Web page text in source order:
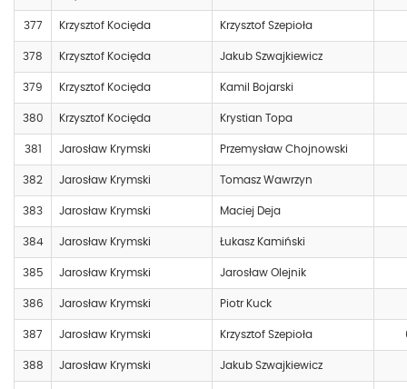
377 Krzysztof Kocięda Krzysztof Szepioła
378 Krzysztof Kocięda Jakub Szwajkiewicz
379 Krzysztof Kocięda Kamil Bojarski
380 Krzysztof Kocięda Krystian Topa
381 Jarosław Krymski Przemysław Chojnowski
382 Jarosław Krymski Tomasz Wawrzyn
383 Jarosław Krymski Maciej Deja
384 Jarosław Krymski Łukasz Kamiński
385 Jarosław Krymski Jarosław Olejnik
386 Jarosław Krymski Piotr Kuck
387 Jarosław Krymski Krzysztof Szepioła
388 Jarosław Krymski Jakub Szwajkiewicz